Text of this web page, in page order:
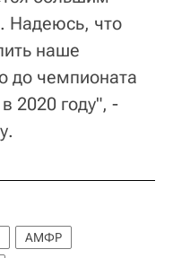
Надеюсь, что
наше
до чемпионата
2020 году", -
АМФР